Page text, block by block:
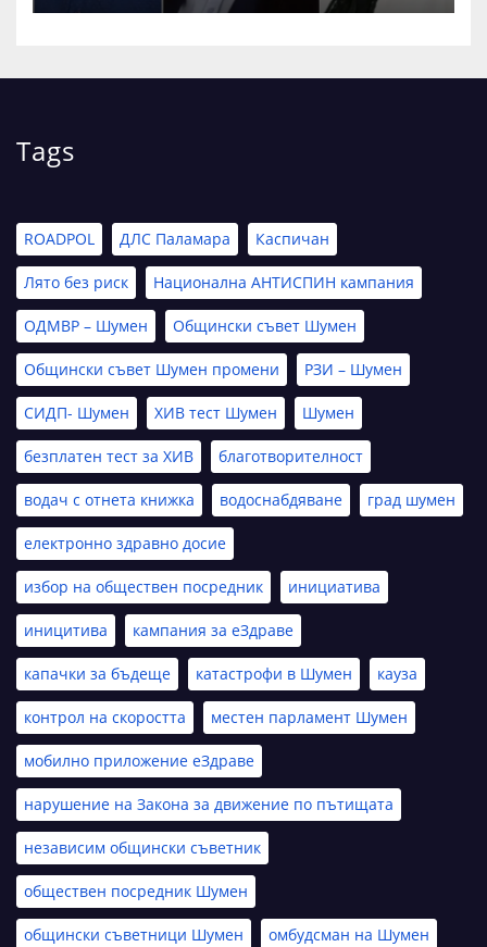
Tags
ROADPOL ДЛС Паламара Каспичан
Лято без риск Национална АНТИСПИН кампания
ОДМВР – Шумен Общински съвет Шумен
Общински съвет Шумен промени РЗИ – Шумен
СИДП- Шумен ХИВ тест Шумен Шумен
безплатен тест за ХИВ благотворителност
водач с отнета книжка водоснабдяване град шумен
електронно здравно досие
избор на обществен посредник инициатива
иницитива кампания за еЗдраве
капачки за бъдеще катастрофи в Шумен кауза
контрол на скоростта местен парламент Шумен
мобилно приложение еЗдраве
нарушение на Закона за движение по пътищата
независим общински съветник
обществен посредник Шумен
общински съветници Шумен омбудсман на Шумен